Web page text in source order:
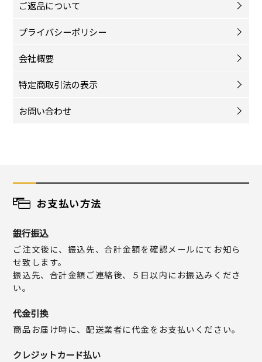
ご返品について
プライバシーポリシー
会社概要
特定商取引法の表示
お問い合わせ
お支払い方法
銀行振込
ご注文後に、振込先、合計金額を確認メールにてお知ら
せ致します。
振込先、合計金額ご連絡後、５日以内にお振込みくださ
い。
代金引換
商品お届け時に、配送業者に代金をお支払いください。
クレジットカード払い